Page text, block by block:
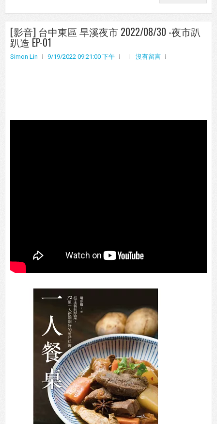
[影音] 台中東區 旱溪夜市 2022/08/30 -夜市趴
趴造 EP-01
Simon Lin 9/19/2022 09:21:00 下午 沒有留言